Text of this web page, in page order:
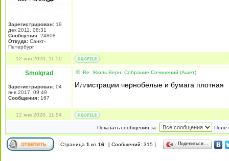
Зарегистрирован: 19
дек 2011, 08:31
Сообщения: 24808
Откуда: Санкт-
Петербург
12 янв 2020, 11:50
Smolgrad
Зарегистрирован: 04
янв 2017, 09:49
Сообщения: 167
Re: Жюль Верн: Собрание Сочинений (Ашет)
Иллистрации чернобелые и бумага плотная
12 янв 2020, 11:54
Показать сообщения за: Поле
Страница 1 из 16 [ Сообщений: 315 ] Поделиться…